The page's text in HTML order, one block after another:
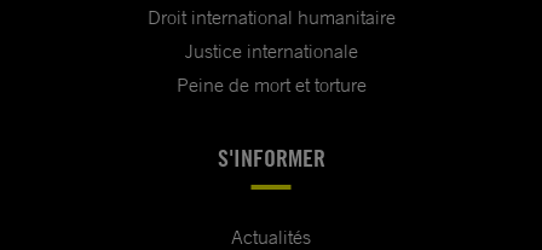
Droit international humanitaire
Justice internationale
Peine de mort et torture
S'INFORMER
Actualités